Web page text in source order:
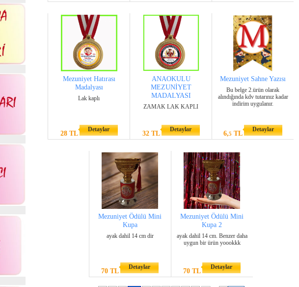
Mezuniyet Hatırası
Madalyası
Lak kaplı
28 TL
Detaylar
ANAOKULU
MEZUNİYET
MADALYASI
ZAMAK LAK KAPLI
32 TL
Detaylar
Mezuniyet Sahne Yazısı
Bu belge 2.ürün olarak
alındığında kdv tutarınız kadar
indirim uygulanır.
6,5 TL
Detaylar
Mezuniyet Ödülü Mini
Kupa
ayak dahil 14 cm dir
70 TL
Detaylar
Mezuniyet Ödülü Mini
Kupa 2
ayak dahil 14 cm. Benzer daha
uygun bir ürün yoookkk
70 TL
Detaylar